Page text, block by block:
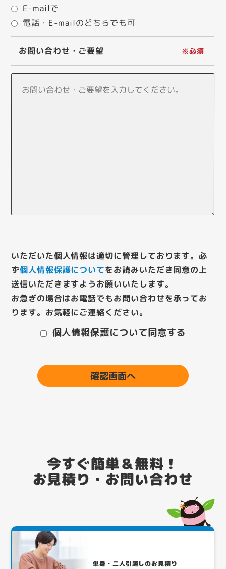
E-mailで
電話・E-mailのどちらでも可
お問い合わせ・ご要望
いただいた個人情報は適切に管理しております。必
ず個人情報保護についてをお読みいただき同意の上
送信いただきますようお願いいたします。
お急ぎの場合はお電話でもお問い合わせを承ってお
ります。お気軽にご連絡ください。
個人情報保護について同意する
今すぐ簡単＆無料！
お見積り・お問い合わせ
単身・二人引越しのお見積り